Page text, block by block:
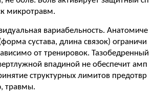
микротравм.
вариабельность. Анатомиче
сустава, длина связок) ограничи
от тренировок. Тазобедренный
впадиной не обеспечит амп
структурных лимитов предотвр
травмы.